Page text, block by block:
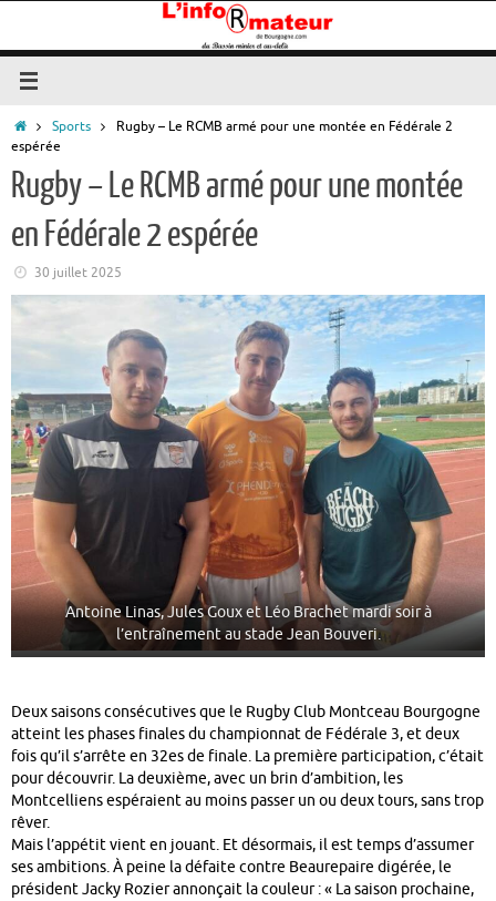
contenu
Accueil
Sports
Rugby – Le RCMB armé pour une montée en Fédérale 2
espérée
Rugby – Le RCMB armé pour une montée
en Fédérale 2 espérée
30 juillet 2025
Antoine Linas, Jules Goux et Léo Brachet mardi soir à
l’entraînement au stade Jean Bouveri.
Deux saisons consécutives que le Rugby Club Montceau Bourgogne
atteint les phases finales du championnat de Fédérale 3, et deux
fois qu’il s’arrête en 32es de finale. La première participation, c’était
pour découvrir. La deuxième, avec un brin d’ambition, les
Montcelliens espéraient au moins passer un ou deux tours, sans trop
rêver.
Mais l’appétit vient en jouant. Et désormais, il est temps d’assumer
ses ambitions. À peine la défaite contre Beaurepaire digérée, le
président Jacky Rozier annonçait la couleur : « La saison prochaine,